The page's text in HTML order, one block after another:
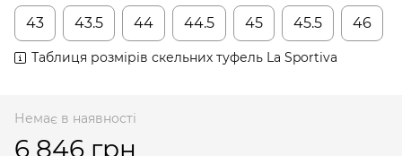
43 43.5 44 44.5 45 45.5 46
Таблиця розмірів скельних туфель La Sportiva
Немає в наявності
6 846 грн